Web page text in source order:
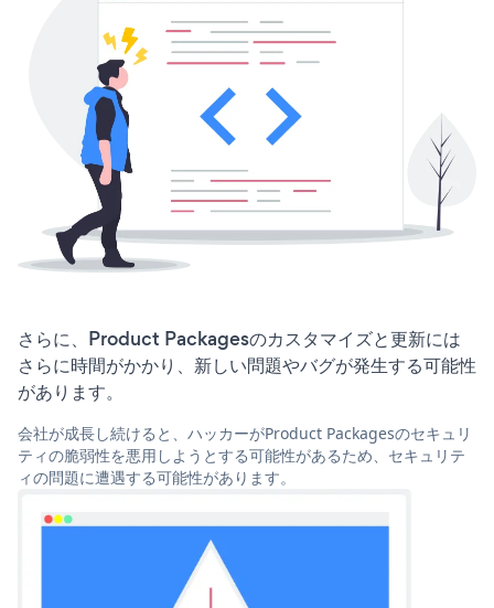
さらに、Product Packagesのカスタマイズと更新には
さらに時間がかかり、新しい問題やバグが発生する可能性
があります。
会社が成長し続けると、ハッカーがProduct Packagesのセキュリ
ティの脆弱性を悪用しようとする可能性があるため、セキュリテ
ィの問題に遭遇する可能性があります。